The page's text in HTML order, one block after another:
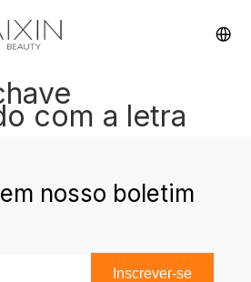
com a letra
nosso boletim
Inscrever-se